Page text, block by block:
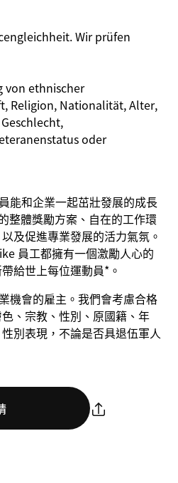
Wir prüfen
von ethnischer
Religion, Nationalität, Alter,
oder
能和企業一起茁壯發展的成長
整體獎勵方案、自在的工作環
及促進專業發展的活力氣氛。
員工都擁有一個激勵人心的
給世上每位運動員*。
機會的雇主。我們會考慮合格
、宗教、性別、原國籍、年
別表現，不論是否具退伍軍人